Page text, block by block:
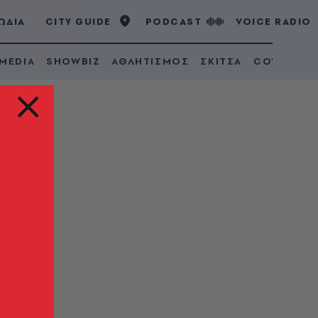
CITY GUIDE PODCAST VOICE RADIO
SHOWBIZ ΑΘΛΗΤΙΣΜΟΣ ΣΚΙΤΣΑ COVID 19